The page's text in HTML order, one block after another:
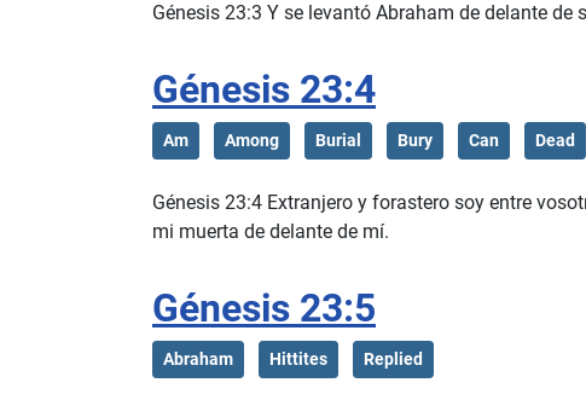
Génesis 23:3 Y se levantó Abraham de delante
Génesis 23:4
Am Among Burial Bury Can Dead
Génesis 23:4 Extranjero y forastero soy entre
mi muerta de delante de mí.
Génesis 23:5
Abraham Hittites Replied